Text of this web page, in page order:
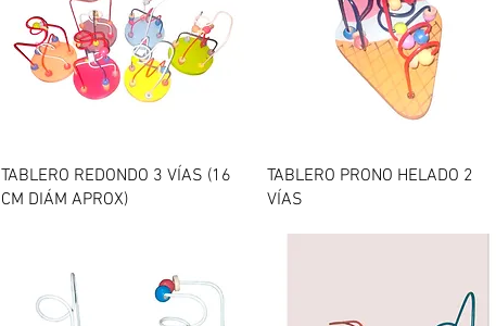
Vista rápida
TABLERO REDONDO 3 VÍAS (16
CM DIÁM APROX)
Vista rápida
TABLERO PRONO HELADO 2
VÍAS